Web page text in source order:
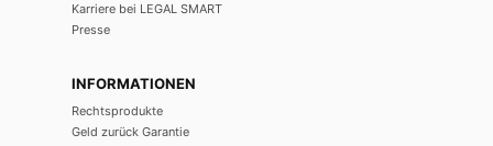
Karriere bei LEGAL SMART
Presse
INFORMATIONEN
Rechtsprodukte
Geld zurück Garantie